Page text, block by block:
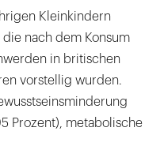
Kleinkindern
nach dem Konsum
in britischen
vorstellig wurden.
Prozent), metabolische